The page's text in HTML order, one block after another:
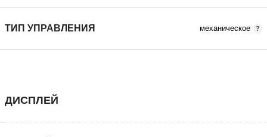
ТИП УПРАВЛЕНИЯ механическое
ДИСПЛЕЙ